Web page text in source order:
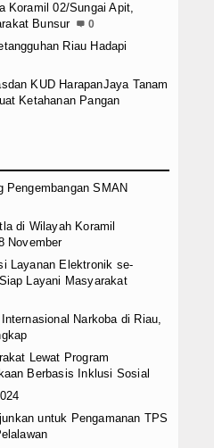
Koramil 02/Sungai Apit,
Bunsur
0
Riau Hadapi
KUD HarapanJaya Tanam
Ketahanan Pangan
Pengembangan SMAN
di Wilayah Koramil
November
Layanan Elektronik se-
Layani Masyarakat
Narkoba di Riau,
Lewat Program
Berbasis Inklusi Sosial
untuk Pengamanan TPS